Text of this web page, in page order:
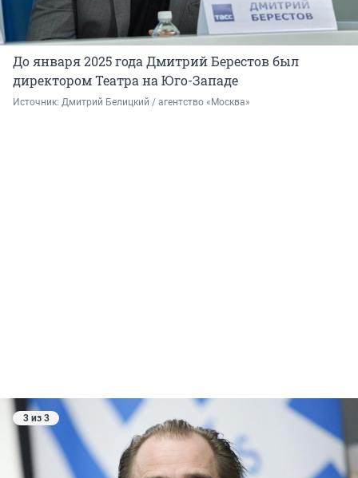
До января 2025 года Дмитрий Берестов был
директором Театра на Юго-Западе
Источник: Дмитрий Белицкий / агентство «Москва»
3 из 3